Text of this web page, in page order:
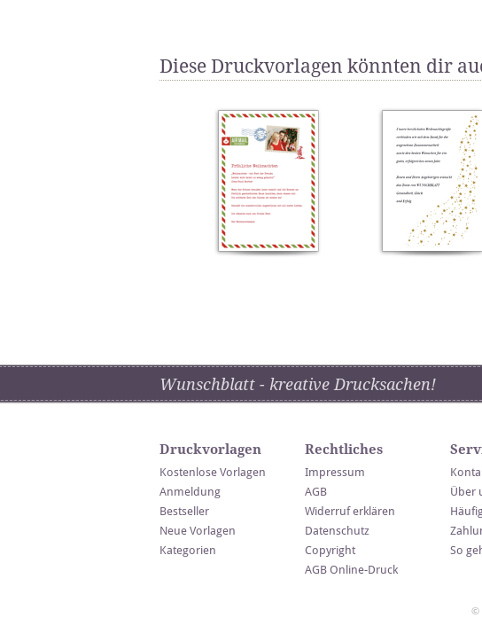
Diese Druckvorlagen könnten dir
Wunschblatt - kreative Drucksachen!
Druckvorlagen
Kostenlose Vorlagen
Anmeldung
Bestseller
Neue Vorlagen
Kategorien
Rechtliches
Impressum
AGB
Widerruf erklären
Datenschutz
Copyright
AGB Online-Druck
Über
So
©